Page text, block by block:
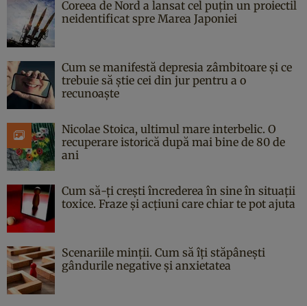
Coreea de Nord a lansat cel puțin un proiectil
neidentificat spre Marea Japoniei
Cum se manifestă depresia zâmbitoare și ce
trebuie să știe cei din jur pentru a o
recunoaște
Nicolae Stoica, ultimul mare interbelic. O
recuperare istorică după mai bine de 80 de
ani
Cum să-ți crești încrederea în sine în situații
toxice. Fraze și acțiuni care chiar te pot ajuta
Scenariile minții. Cum să îți stăpânești
gândurile negative și anxietatea